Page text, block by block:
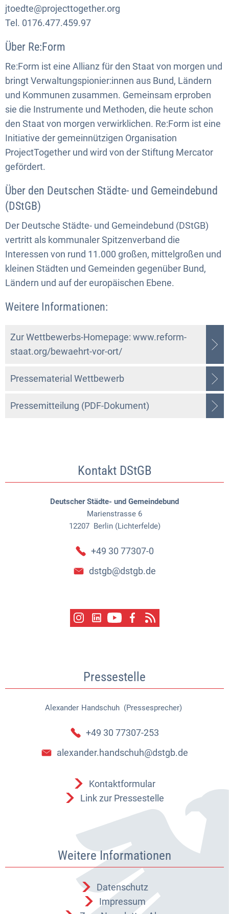
jtoedte@projecttogether.org
Tel. 0176.477.459.97
Über Re:Form
Re:Form ist eine Allianz für den Staat von morgen und
bringt Verwaltungspionier:innen aus Bund, Ländern
und Kommunen zusammen. Gemeinsam erproben
sie die Instrumente und Methoden, die heute schon
den Staat von morgen verwirklichen. Re:Form ist eine
Initiative der gemeinnützigen Organisation
ProjectTogether und wird von der Stiftung Mercator
gefördert.
Über den Deutschen Städte- und Gemeindebund
(DStGB)
Der Deutsche Städte- und Gemeindebund (DStGB)
vertritt als kommunaler Spitzenverband die
Interessen von rund 11.000 großen, mittelgroßen und
kleinen Städten und Gemeinden gegenüber Bund,
Ländern und auf der europäischen Ebene.
Weitere Informationen:
Zur Wettbewerbs-Homepage: www.reform-
staat.org/bewaehrt-vor-ort/
Pressematerial Wettbewerb
Pressemitteilung (PDF-Dokument)
Kontakt DStGB
Deutscher Städte- und Gemeindebund
Marienstrasse 6
12207 Berlin (Lichterfelde)
+49 30 77307-0
dstgb@dstgb.de
Pressestelle
Alexander Handschuh (Pressesprecher)
Alexander Handschuh
+49 30 77307-253
alexander.handschuh@dstgb.de
Kontaktformular
Link zur Pressestelle
Weitere Informationen
Datenschutz
Impressum